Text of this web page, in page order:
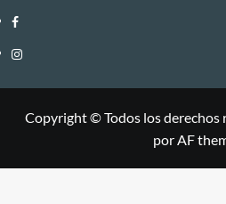
Facebook
Instagram
Copyright © Todos los derechos
por AF